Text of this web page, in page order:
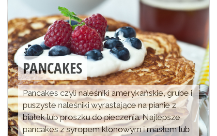
PANCAKES
Pancakes czyli naleśniki amerykańskie, grube i
puszyste naleśniki wyrastające na pianie z
białek lub proszku do pieczenia. Najlepsze
pancakes z syropem klonowym i masłem lub